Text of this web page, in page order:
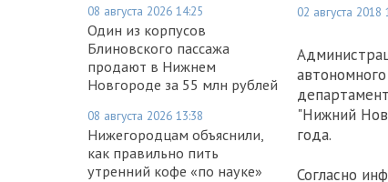
08 августа 2026 14:25
Один из корпусов
Блиновского пассажа
продают в Нижнем
Новгороде за 55 млн рублей
08 августа 2026 13:38
Нижегородцам объяснили,
как правильно пить
утренний кофе «по науке»
02 августа 2018
"Нижний
года.
Согласно